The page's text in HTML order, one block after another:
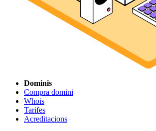
Dominis
Compra domini
Whois
Tarifes
Acreditacions